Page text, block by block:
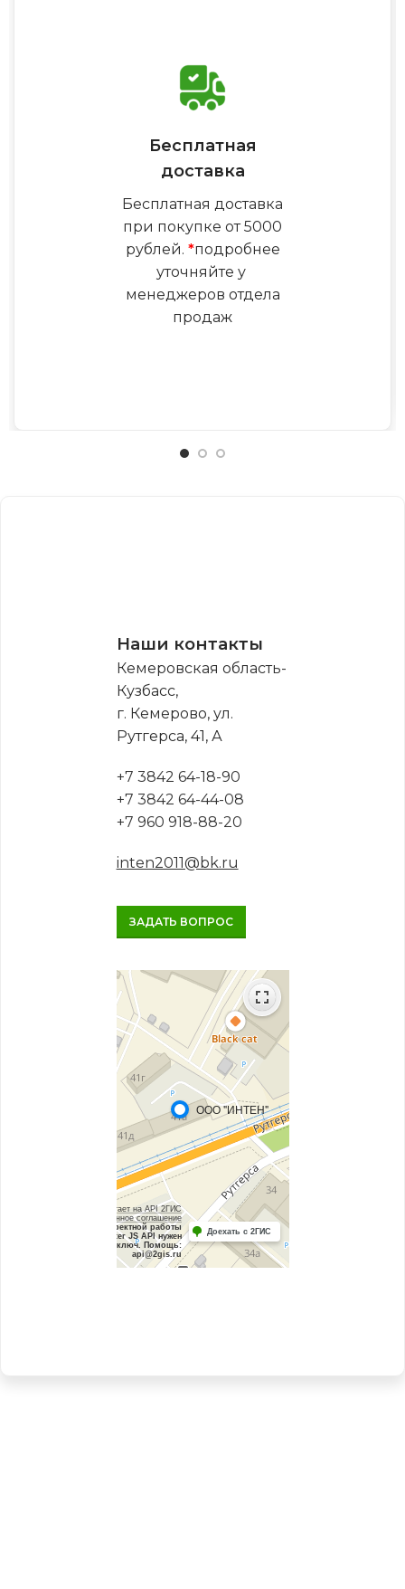
Бесплатная
доставка
Бесплатная доставка
при покупке от 5000
рублей. *подробнее
уточняйте у
менеджеров отдела
продаж
Наши контакты
Кемеровская область-
Кузбасс,
г. Кемерово, ул.
Рутгерса, 41, А
+7 3842 64-18-90
+7 3842 64-44-08
+7 960 918-88-20
inten2011@bk.ru
ЗАДАТЬ ВОПРОС